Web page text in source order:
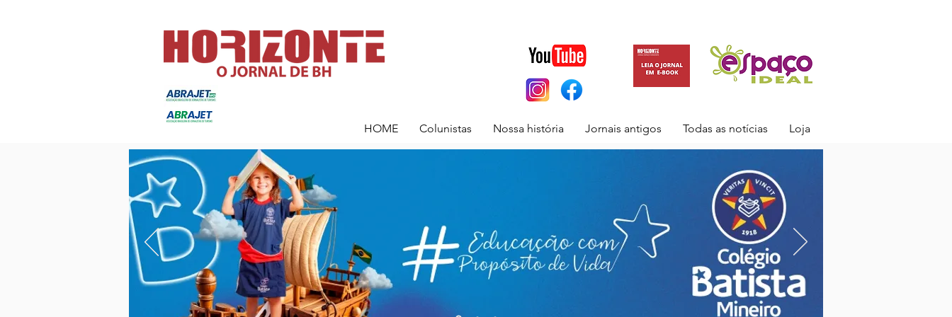
HOME Colunistas Nossa história Jornais antigos Todas as notícias Loja